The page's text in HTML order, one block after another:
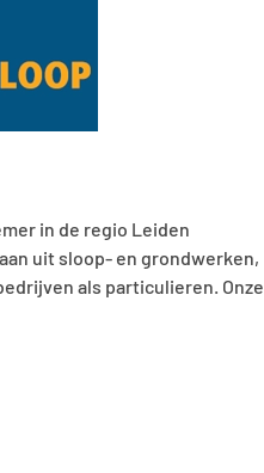
in de regio Leiden
uit sloop- en grondwerken,
als particulieren. Onze